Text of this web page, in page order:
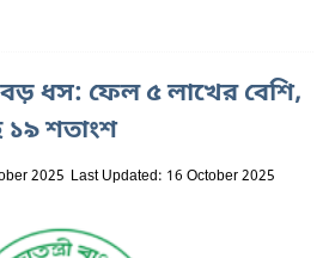
ধস: ফেল ৫ লাখের বেশি,
১৯ শতাংশ
2025 Last Updated: 16 October 2025